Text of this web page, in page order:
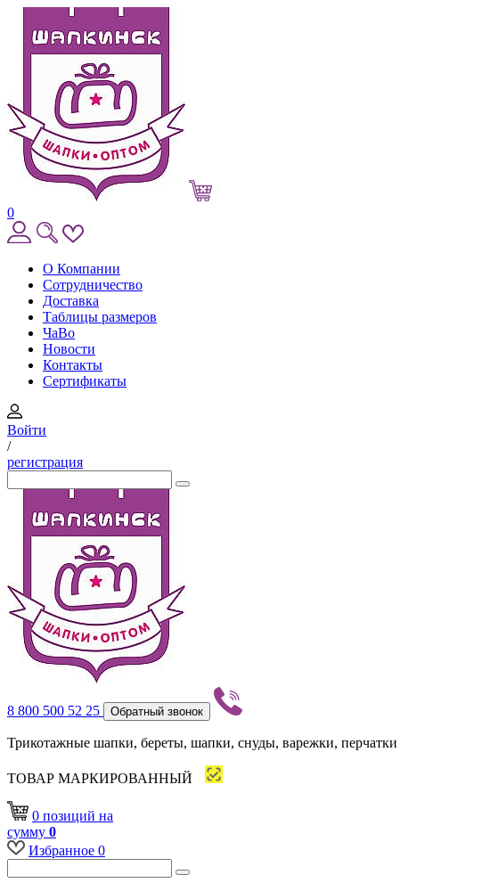
0
О Компании
Сотрудничество
Доставка
Таблицы размеров
ЧаВо
Новости
Контакты
Сертификаты
Войти
/
регистрация
8 800 500 52 25 Обратный звонок
Трикотажные шапки, береты, шапки, снуды, варежки, перчатки
ТОВАР МАРКИРОВАННЫЙ
0 позиций на
сумму 0
Избранное 0